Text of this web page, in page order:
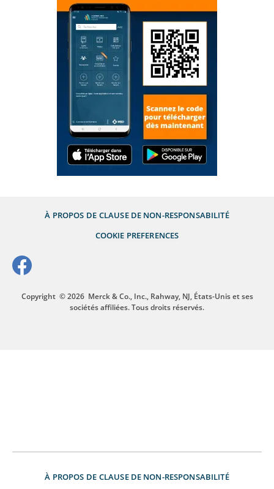
À PROPOS DE CLAUSE DE NON-RESPONSABILITÉ
COOKIE PREFERENCES
Copyright © 2026 Merck & Co., Inc., Rahway, NJ, États-Unis et ses
sociétés affiliées. Tous droits réservés.
À PROPOS DE CLAUSE DE NON-RESPONSABILITÉ